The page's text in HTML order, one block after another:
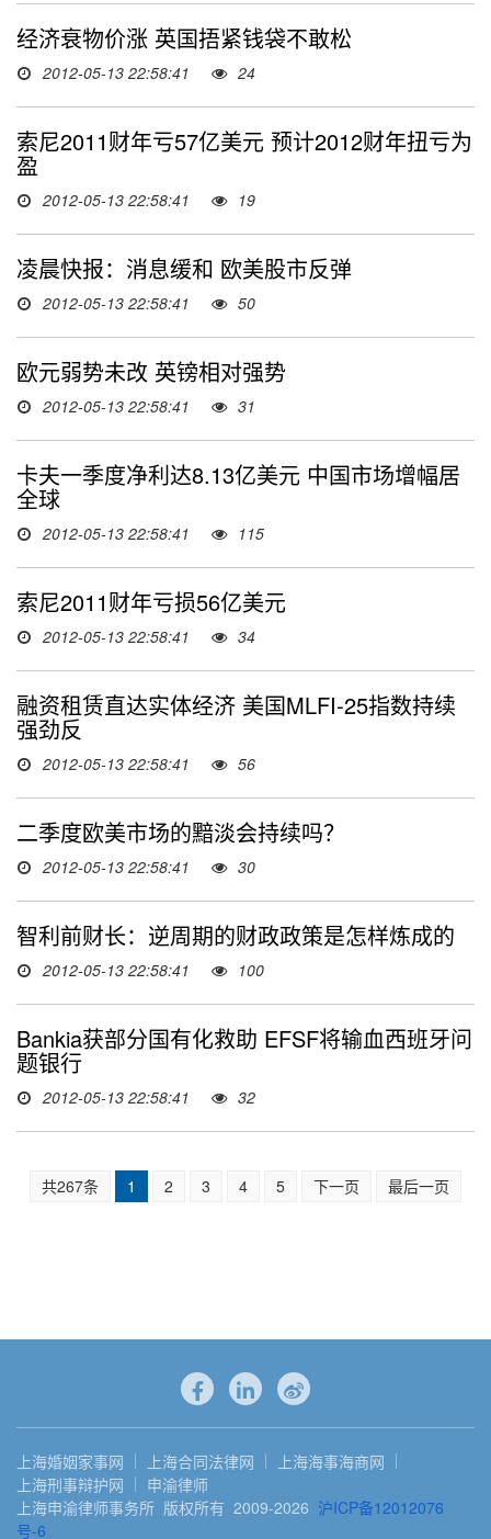
经济衰物价涨 英国捂紧钱袋不敢松
2012-05-13 22:58:41 24
索尼2011财年亏57亿美元 预计2012财年扭亏为
盈
2012-05-13 22:58:41 19
凌晨快报：消息缓和 欧美股市反弹
2012-05-13 22:58:41 50
欧元弱势未改 英镑相对强势
2012-05-13 22:58:41 31
卡夫一季度净利达8.13亿美元 中国市场增幅居
全球
2012-05-13 22:58:41 115
索尼2011财年亏损56亿美元
2012-05-13 22:58:41 34
融资租赁直达实体经济 美国MLFI-25指数持续
强劲反
2012-05-13 22:58:41 56
二季度欧美市场的黯淡会持续吗？
2012-05-13 22:58:41 30
智利前财长：逆周期的财政政策是怎样炼成的
2012-05-13 22:58:41 100
Bankia获部分国有化救助 EFSF将输血西班牙问
题银行
2012-05-13 22:58:41 32
共267条 1 2 3 4 5 下一页 最后一页
上海婚姻家事网 上海合同法律网
上海海事海商网
上海刑事辩护网
申渝律师
上海申渝律师事务所 版权所有 2009-2026 沪ICP备12012076
号-6